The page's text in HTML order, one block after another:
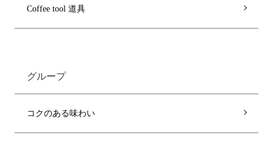
Coffee tool 道具
グループ
コクのある味わい